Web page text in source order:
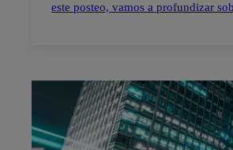
este posteo, vamos a profundizar